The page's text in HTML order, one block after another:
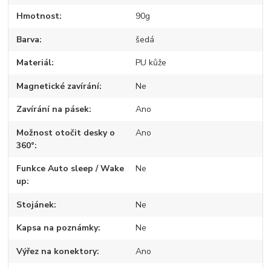
Hmotnost 90g
Barva šedá
Materiál PU kůže
Magnetické zavírání Ne
Zavírání na pásek Ano
Možnost otočit desky o
360°
Ano
Funkce Auto sleep / Wake
up
Ne
Stojánek Ne
Kapsa na poznámky Ne
Výřez na konektory Ano